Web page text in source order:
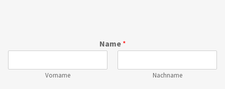
Name *
Vorname Nachname